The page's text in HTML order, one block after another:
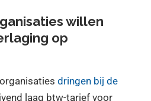
willen
op
dringen bij de
laag btw-tarief voor